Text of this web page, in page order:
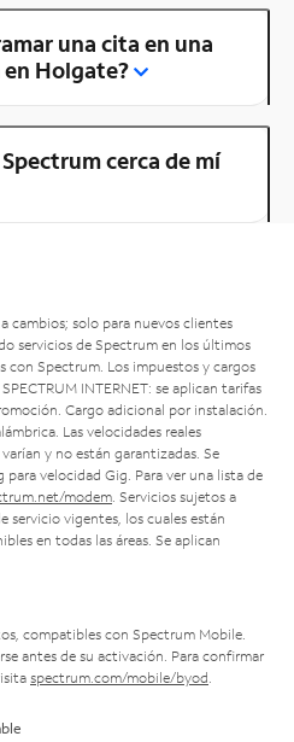
una cita en una
Holgate?
cerca de mí
solo para nuevos clientes
servicios de Spectrum en los últimos
con Spectrum. Los impuestos y cargos
INTERNET: se aplican tarifas
Cargo adicional por instalación.
Las velocidades reales
y no están garantizadas. Se
velocidad Gig. Para ver una lista de
modem . Servicios sujetos a
servicio vigentes, los cuales están
en todas las áreas. Se aplican
compatibles con Spectrum Mobile.
antes de su activación. Para confirmar
spectrum.com/mobile/byod